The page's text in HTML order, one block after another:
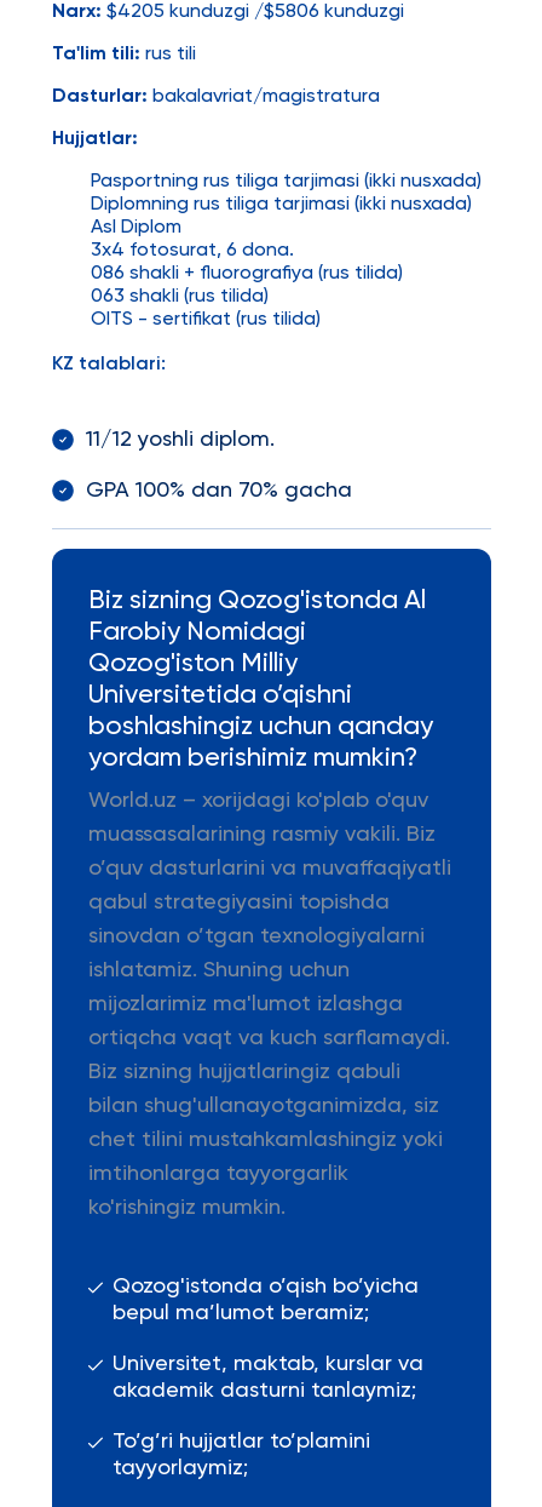
Narx: $4205 kunduzgi /$5806 kunduzgi
Ta'lim tili: rus tili
Dasturlar: bakalavriat/magistratura
Hujjatlar:
Pasportning rus tiliga tarjimasi (ikki nusxada)
Diplomning rus tiliga tarjimasi (ikki nusxada)
Asl Diplom
3x4 fotosurat, 6 dona.
086 shakli + fluorografiya (rus tilida)
063 shakli (rus tilida)
OITS - sertifikat (rus tilida)
KZ talablari:
11/12 yoshli diplom.
GPA 100% dan 70% gacha
Biz sizning Qozog'istonda Al
Farobiy Nomidagi
Qozog'iston Milliy
Universitetida o’qishni
boshlashingiz uchun qanday
yordam berishimiz mumkin?
World.uz – xorijdagi ko'plab o'quv
muassasalarining rasmiy vakili. Biz
o’quv dasturlarini va muvaffaqiyatli
qabul strategiyasini topishda
sinovdan o’tgan texnologiyalarni
ishlatamiz. Shuning uchun
mijozlarimiz ma'lumot izlashga
ortiqcha vaqt va kuch sarflamaydi.
Biz sizning hujjatlaringiz qabuli
bilan shug'ullanayotganimizda, siz
chet tilini mustahkamlashingiz yoki
imtihonlarga tayyorgarlik
ko'rishingiz mumkin.
Qozog'istonda o’qish bo’yicha
bepul ma’lumot beramiz;
Universitet, maktab, kurslar va
akademik dasturni tanlaymiz;
To’g’ri hujjatlar to’plamini
tayyorlaymiz;